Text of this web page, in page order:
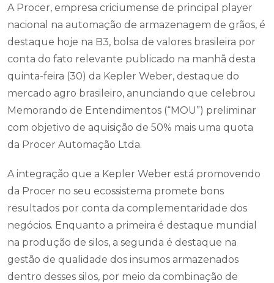
A Procer, empresa criciumense de principal player
nacional na automação de armazenagem de grãos, é
destaque hoje na B3, bolsa de valores brasileira por
conta do fato relevante publicado na manhã desta
quinta-feira (30) da Kepler Weber, destaque do
mercado agro brasileiro, anunciando que celebrou
Memorando de Entendimentos (“MOU”) preliminar
com objetivo de aquisição de 50% mais uma quota
da Procer Automação Ltda.
A integração que a Kepler Weber está promovendo
da Procer no seu ecossistema promete bons
resultados por conta da complementaridade dos
negócios. Enquanto a primeira é destaque mundial
na produção de silos, a segunda é destaque na
gestão de qualidade dos insumos armazenados
dentro desses silos, por meio da combinação de